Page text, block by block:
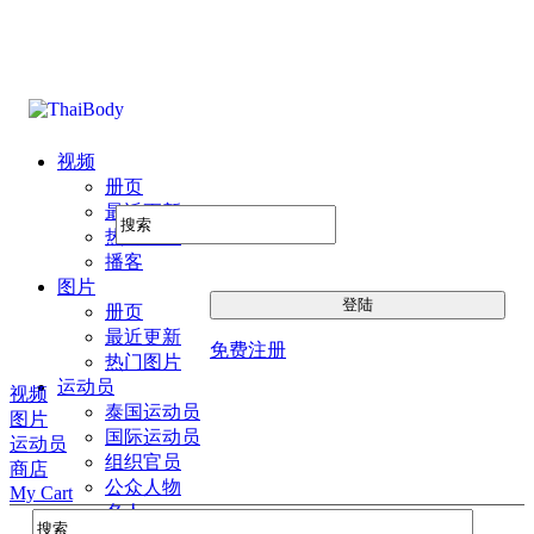
视频
册页
最近更新
热门图片
播客
图片
册页
最近更新
热门图片
运动员
泰国运动员
国际运动员
组织官员
公众人物
名人
免费注册
视频
图片
运动员
商店
My Cart